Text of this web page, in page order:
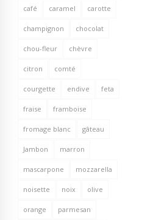
café caramel carotte
champignon chocolat
chou-fleur chèvre
citron comté
courgette endive feta
fraise framboise
fromage blanc gâteau
Jambon marron
mascarpone mozzarella
noisette noix olive
orange parmesan